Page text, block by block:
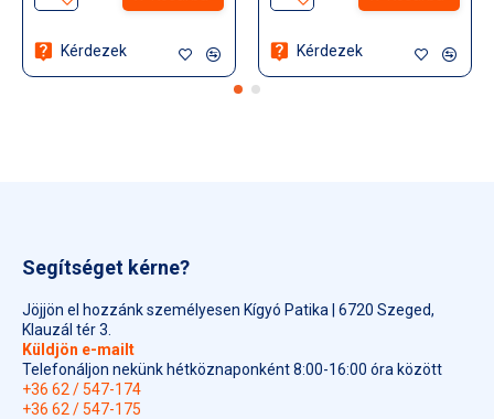
A Dr. Czeizel Multivitamin Várandósság 1 tablettában
megtalálható 6,73 mg vas a napi szükséglet közel felét
biztosítja.
tartalmaz, amelyekről fontos tudni, hogy kizárólag egymás
Adagolás:
Naponta 1 db tablettát bőséges folyadékkal nyeljen le.
Figyelmeztetések:
Kérdezek Kérdezek
Segítséget kérne?
Jöjjön el hozzánk személyesen Kígyó Patika | 6720 Szeged,
Klauzál tér 3.
Küldjön e-mailt
Telefonáljon nekünk hétköznaponként 8:00-16:00 óra között
+36 62 / 547-174
+36 62 / 547-175